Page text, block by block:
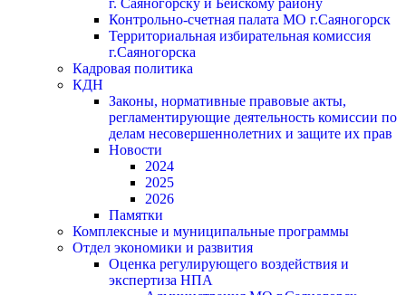
г. Саяногорску и Бейскому району
Контрольно-счетная палата МО г.Саяногорск
Территориальная избирательная комиссия
г.Саяногорска
Кадровая политика
КДН
Законы, нормативные правовые акты,
регламентирующие деятельность комиссии по
делам несовершеннолетних и защите их прав
Новости
2024
2025
2026
Памятки
Комплексные и муниципальные программы
Отдел экономики и развития
Оценка регулирующего воздействия и
экспертиза НПА